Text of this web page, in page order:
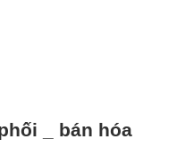
_ bán hóa